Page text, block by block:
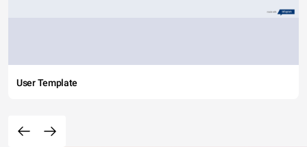
User Template